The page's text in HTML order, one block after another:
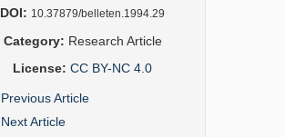
DOI: 10.37879/belleten.1994.29
Category: Research Article
License: CC BY-NC 4.0
Previous Article
Next Article